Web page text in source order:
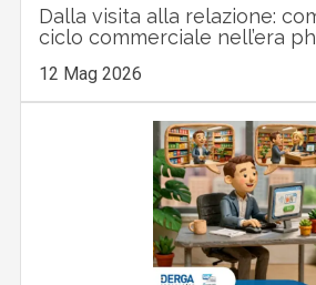
Dalla visita alla relazione:
ciclo commerciale nell’era
12 Mag 2026